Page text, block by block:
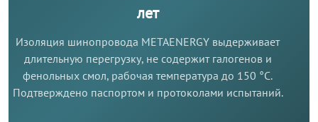
лет
Изоляция шинопровода METAENERGY выдерживает
длительную перегрузку, не содержит галогенов и
фенольных смол, рабочая температура до 150 °C.
Подтверждено паспортом и протоколами испытаний.